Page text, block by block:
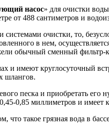
насос» для очистки
от 488 сантиметров и
очистки, то,
в нем,
обычный сменный
имеют круглосуточный
шлангов.
песка и приобретать его
0,45-0,85 миллиметров и
что такое грязная вода в